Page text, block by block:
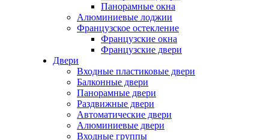
Панорамные окна
Алюминиевые лоджии
Французское остекление
Французские окна
Французские двери
Двери
Входные пластиковые двери
Балконные двери
Панорамные двери
Раздвижные двери
Автоматические двери
Алюминиевые двери
Входные группы